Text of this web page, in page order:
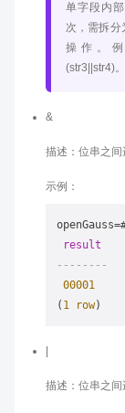
单字段内
次，需拆分
操作。例
(str3||str4)。
&
描述：位串之间
示例：
openGauss=
result
--------
00001
( 1 row
描述：位串之间